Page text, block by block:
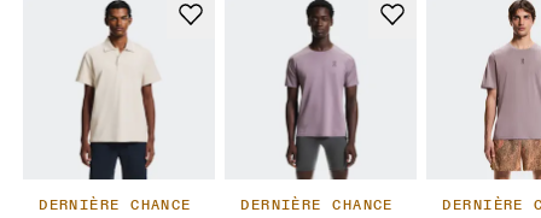
DERNIÈRE CHANCE DERNIÈRE CHANCE DERNIÈRE